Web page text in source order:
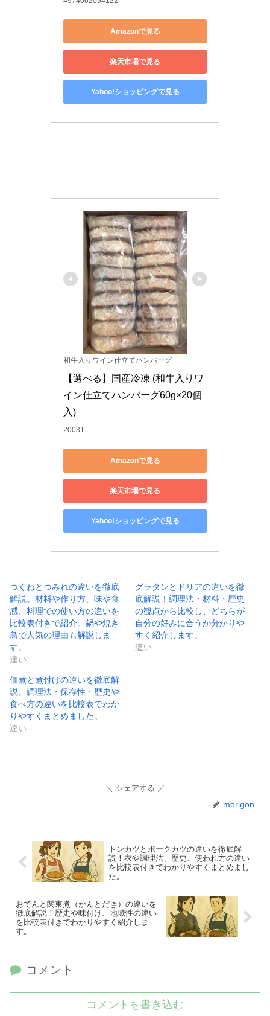
Amazonで見る
楽天市場で見る
Yahoo!ショッピングで見る
和牛入りワイン仕立てハンバーグ
【選べる】国産冷凍 (和牛入りワ
イン仕立てハンバーグ60g×20個
入)
20031
Amazonで見る
楽天市場で見る
Yahoo!ショッピングで見る
つくねとつみれの違いを徹底
解説。材料や作り方、味や食
感、料理での使い方の違いを
比較表付きで紹介。鍋や焼き
鳥で人気の理由も解説しま
す。
違い
グラタンとドリアの違いを徹
底解説！調理法・材料・歴史
の観点から比較し、どちらが
自分の好みに合うか分かりや
すく紹介します。
違い
佃煮と煮付けの違いを徹底解
説。調理法・保存性・歴史や
食べ方の違いを比較表でわか
りやすくまとめました。
違い
シェアする
morigon
トンカツとポークカツの違いを徹底解
説！衣や調理法、歴史、使われ方の違い
を比較表付きでわかりやすくまとめまし
た。
おでんと関東煮（かんとだき）の違いを
徹底解説！歴史や味付け、地域性の違い
を比較表付きでわかりやすく紹介しま
す。
コメント
コメントを書き込む